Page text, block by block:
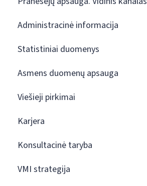
Administracinė informacija
Statistiniai duomenys
Asmens duomenų apsauga
Viešieji pirkimai
Karjera
Konsultacinė taryba
VMI strategija